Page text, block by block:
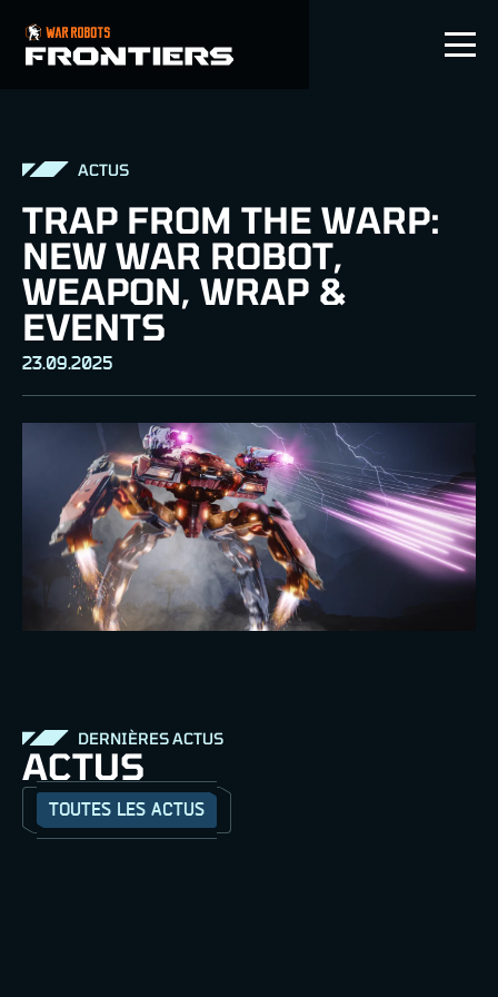
FR
ACTUS
TRAP FROM THE WARP:
NEW WAR ROBOT,
WEAPON, WRAP &
EVENTS
23.09.2025
DERNIÈRES ACTUS
ACTUS
TOUTES LES ACTUS